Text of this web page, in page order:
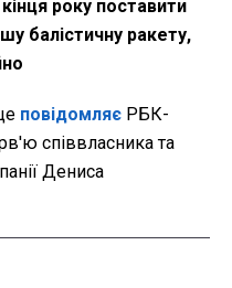
року поставити
балістичну ракету,
повідомляє РБК-
співвласника та
Дениса